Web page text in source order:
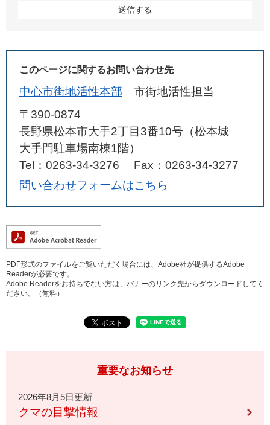
このページに関するお問い合わせ先
中心市街地活性本部
市街地活性担当
〒390-0874
長野県松本市大手2丁目3番10号（松本城
大手門駐車場南棟1階）
Tel：0263-34-3276
Fax：0263-34-3277
問い合わせフォームはこちら
PDF形式のファイルをご覧いただく場合には、Adobe社が提供するAdobe
Readerが必要です。
Adobe Readerをお持ちでない方は、バナーのリンク先からダウンロードしてく
ださい。（無料）
重要なお知らせ
2026年8月5日更新
クマの目撃情報